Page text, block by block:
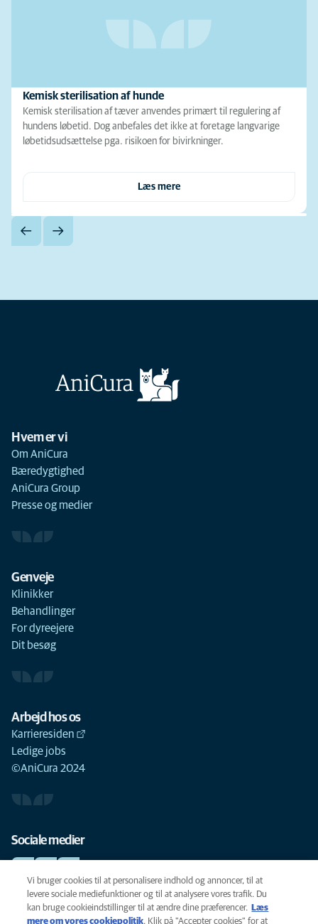
Kemisk sterilisation af hunde
Kemisk sterilisation af tæver anvendes primært til regulering af
hundens løbetid. Dog anbefales det ikke at foretage langvarige
løbetidsudsættelse pga. risikoen for bivirkninger.
Læs mere
Hvem er vi
Om AniCura
Bæredygtighed
AniCura Group
Presse og medier
Genveje
Klinikker
Behandlinger
For dyreejere
Dit besøg
Arbejd hos os
Karrieresiden
Ledige jobs
©AniCura 2024
Sociale medier
Cookie-politik
Vi bruger cookies til at personalisere indhold og annoncer, til at
levere sociale mediefunktioner og til at analysere vores trafik. Du
kan bruge cookieindstillinger til at ændre dine præferencer.
Læs
mere om vores cookiepolitik(opens in a new tab)
. Klik på "Accepter cookies" for at